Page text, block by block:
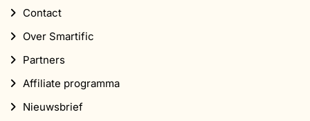
Contact
Over Smartific
Partners
Affiliate programma
Nieuwsbrief